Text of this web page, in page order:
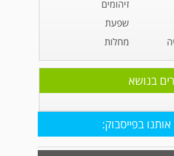
זיהומים
שפעת
מחלות
בנושא
בפייסבוק: